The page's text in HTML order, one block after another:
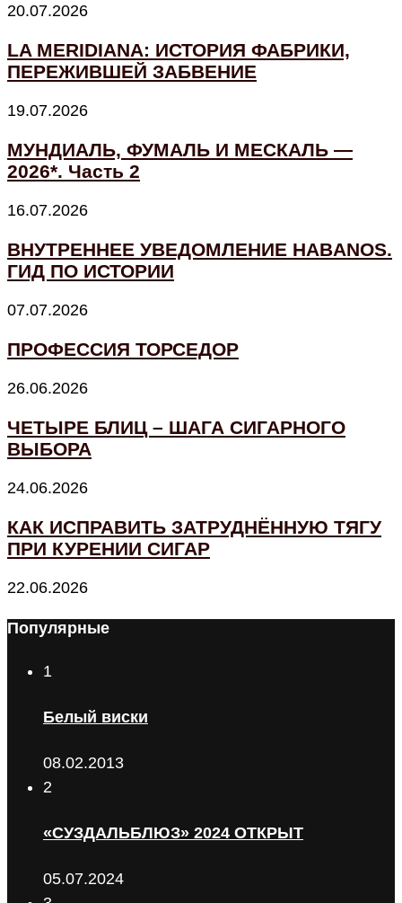
20.07.2026
LA MERIDIANA: ИСТОРИЯ ФАБРИКИ,
ПЕРЕЖИВШЕЙ ЗАБВЕНИЕ
19.07.2026
МУНДИАЛЬ, ФУМАЛЬ И МЕСКАЛЬ —
2026*. Часть 2
16.07.2026
ВНУТРЕННЕЕ УВЕДОМЛЕНИЕ HABANOS.
ГИД ПО ИСТОРИИ
07.07.2026
ПРОФЕССИЯ ТОРСЕДОР
26.06.2026
ЧЕТЫРЕ БЛИЦ – ШАГА СИГАРНОГО
ВЫБОРА
24.06.2026
КАК ИСПРАВИТЬ ЗАТРУДНЁННУЮ ТЯГУ
ПРИ КУРЕНИИ СИГАР
22.06.2026
Популярные
1
Белый виски
08.02.2013
2
«СУЗДАЛЬБЛЮЗ» 2024 ОТКРЫТ
05.07.2024